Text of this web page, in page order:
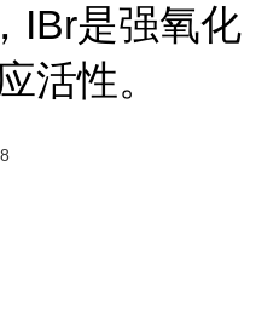
IBr是强氧化
活性。